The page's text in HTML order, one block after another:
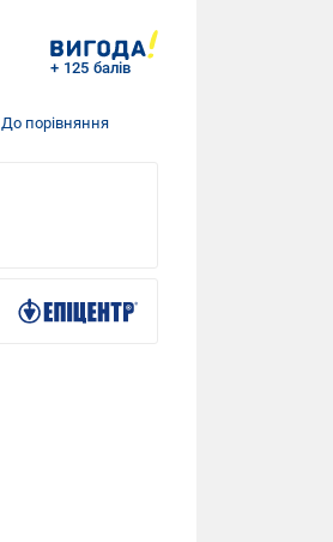
+ 125 балів
До порівняння